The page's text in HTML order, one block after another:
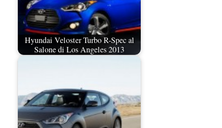
Hyundai Veloster Turbo R-Spec al
Salone di Los Angeles 2013